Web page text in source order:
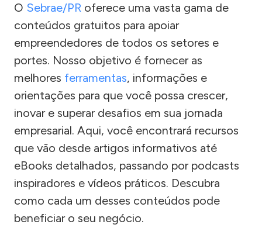
O Sebrae/PR oferece uma vasta gama de
conteúdos gratuitos para apoiar
empreendedores de todos os setores e
portes. Nosso objetivo é fornecer as
melhores ferramentas, informações e
orientações para que você possa crescer,
inovar e superar desafios em sua jornada
empresarial. Aqui, você encontrará recursos
que vão desde artigos informativos até
eBooks detalhados, passando por podcasts
inspiradores e vídeos práticos. Descubra
como cada um desses conteúdos pode
beneficiar o seu negócio.